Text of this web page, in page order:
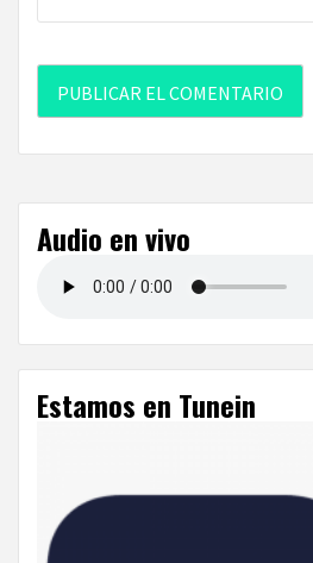
Audio en vivo
Estamos en Tunein